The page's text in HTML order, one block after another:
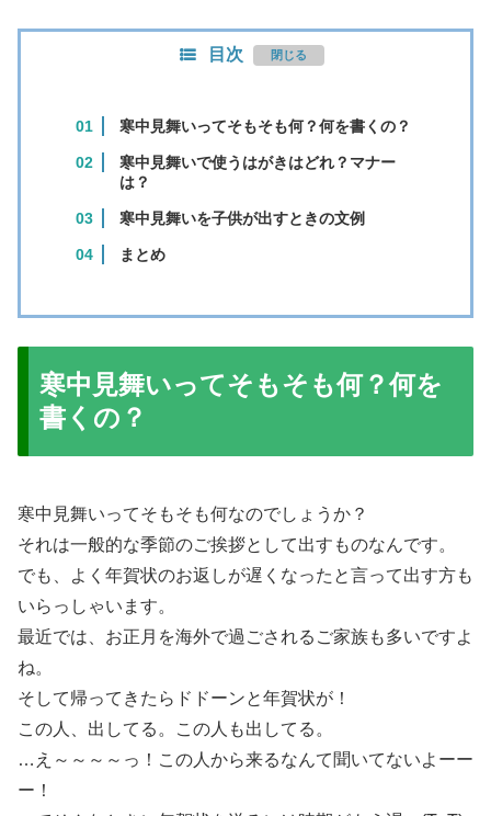
目次
寒中見舞いってそもそも何？何を書くの？
寒中見舞いで使うはがきはどれ？マナー
は？
寒中見舞いを子供が出すときの文例
まとめ
寒中見舞いってそもそも何？何を
書くの？
寒中見舞いってそもそも何なのでしょうか？
それは一般的な季節のご挨拶として出すものなんです。
でも、よく年賀状のお返しが遅くなったと言って出す方も
いらっしゃいます。
最近では、お正月を海外で過ごされるご家族も多いですよ
ね。
そして帰ってきたらドドーンと年賀状が！
この人、出してる。この人も出してる。
…え～～～～っ！この人から来るなんて聞いてないよーー
ー！